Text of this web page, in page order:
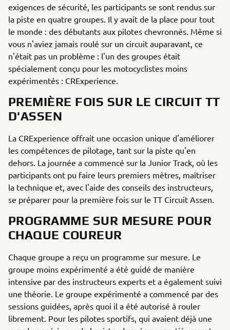
exigences de sécurité, les participants se sont rendus sur
la piste en quatre groupes. Il y avait de la place pour tout
le monde : des débutants aux pilotes chevronnés. Même si
vous n'aviez jamais roulé sur un circuit auparavant, ce
n'était pas un problème : l'un des groupes était
spécialement conçu pour les motocyclistes moins
expérimentés : CRExperience.
PREMIÈRE FOIS SUR LE CIRCUIT TT
D'ASSEN
La CRExperience offrait une occasion unique d'améliorer
les compétences de pilotage, tant sur la piste qu'en
dehors. La journée a commencé sur la Junior Track, où les
participants ont pu faire leurs premiers mètres, maîtriser
la technique et, avec l'aide des conseils des instructeurs,
se préparer pour la première fois sur le TT Circuit Assen.
PROGRAMME SUR MESURE POUR
CHAQUE COUREUR
Chaque groupe a reçu un programme sur mesure. Le
groupe moins expérimenté a été guidé de manière
intensive par des instructeurs experts et a également suivi
une théorie. Le groupe expérimenté a commencé par des
sessions guidées, après quoi il a été autorisé à rouler
librement. Pour les pilotes sportifs, qui avaient déjà une